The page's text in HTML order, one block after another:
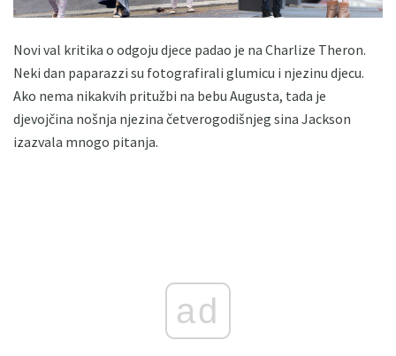
Novi val kritika o odgoju djece padao je na Charlize Theron.
Neki dan paparazzi su fotografirali glumicu i njezinu djecu.
Ako nema nikakvih pritužbi na bebu Augusta, tada je
djevojčina nošnja njezina četverogodišnjeg sina Jackson
izazvala mnogo pitanja.
ad